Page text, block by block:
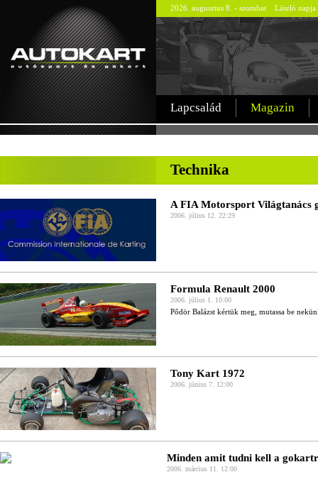
2026. augusztus 8. - szombat László napja
Lapcsalád Magazin
Technika
A FIA Motorsport Világtanács
2006. július 12. 22:29
Formula Renault 2000
2006. július 1. 10:00
Pődör Balázst kértük meg, mutassa be
Tony Kart 1972
2006. június 7. 12:00
Minden amit tudni kell a
2006. március 11. 12:00